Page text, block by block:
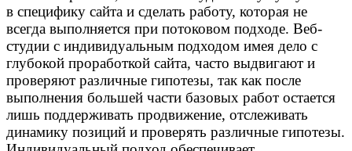
в специфику сайта и сделать работу, которая не
всегда выполняется при потоковом подходе. Веб-
студии с индивидуальным подходом имея дело с
глубокой проработкой сайта, часто выдвигают и
проверяют различные гипотезы, так как после
выполнения большей части базовых работ остается
лишь поддерживать продвижение, отслеживать
динамику позиций и проверять различные гипотезы.